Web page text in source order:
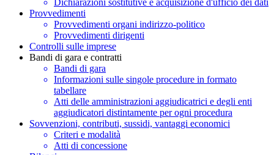
Dichiarazioni sostitutive e acquisizione d'ufficio dei dati
Provvedimenti
Provvedimenti organi indirizzo-politico
Provvedimenti dirigenti
Controlli sulle imprese
Bandi di gara e contratti
Bandi di gara
Informazioni sulle singole procedure in formato
tabellare
Atti delle amministrazioni aggiudicatrici e degli enti
aggiudicatori distintamente per ogni procedura
Sovvenzioni, contributi, sussidi, vantaggi economici
Criteri e modalità
Atti di concessione